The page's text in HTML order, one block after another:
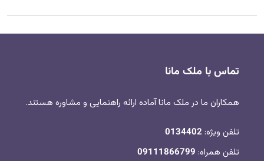
تماس با ملک مانا
همکاران ما در ملک مانا آماده ارائه راهنمایی و مشاوره هستند.
تلفن ویژه: 0134402
تلفن همراه: 09111866799